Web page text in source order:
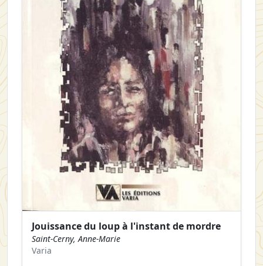
Jouissance du loup à l'instant de mordre
Saint-Cerny, Anne-Marie
Varia